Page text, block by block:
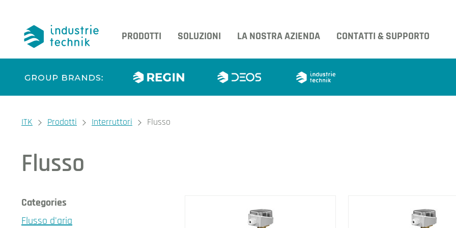
PRODOTTI
SOLUZIONI LA NOSTRA AZIENDA CONTATTI & SUPPORTO
You are here:
ITK Prodotti Interruttori Flusso
Flusso
Categories
Flusso d'aria
I nostri prodotti